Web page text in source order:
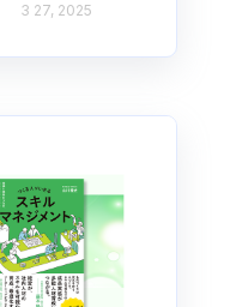
3 27, 2025